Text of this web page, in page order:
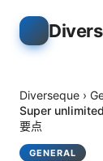
Diverseque ›
Super
要点
GENERAL